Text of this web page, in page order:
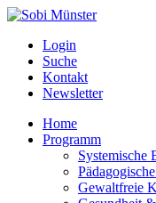
Login
Suche
Kontakt
Newsletter
Home
Programm
Systemische
Gewaltfreie